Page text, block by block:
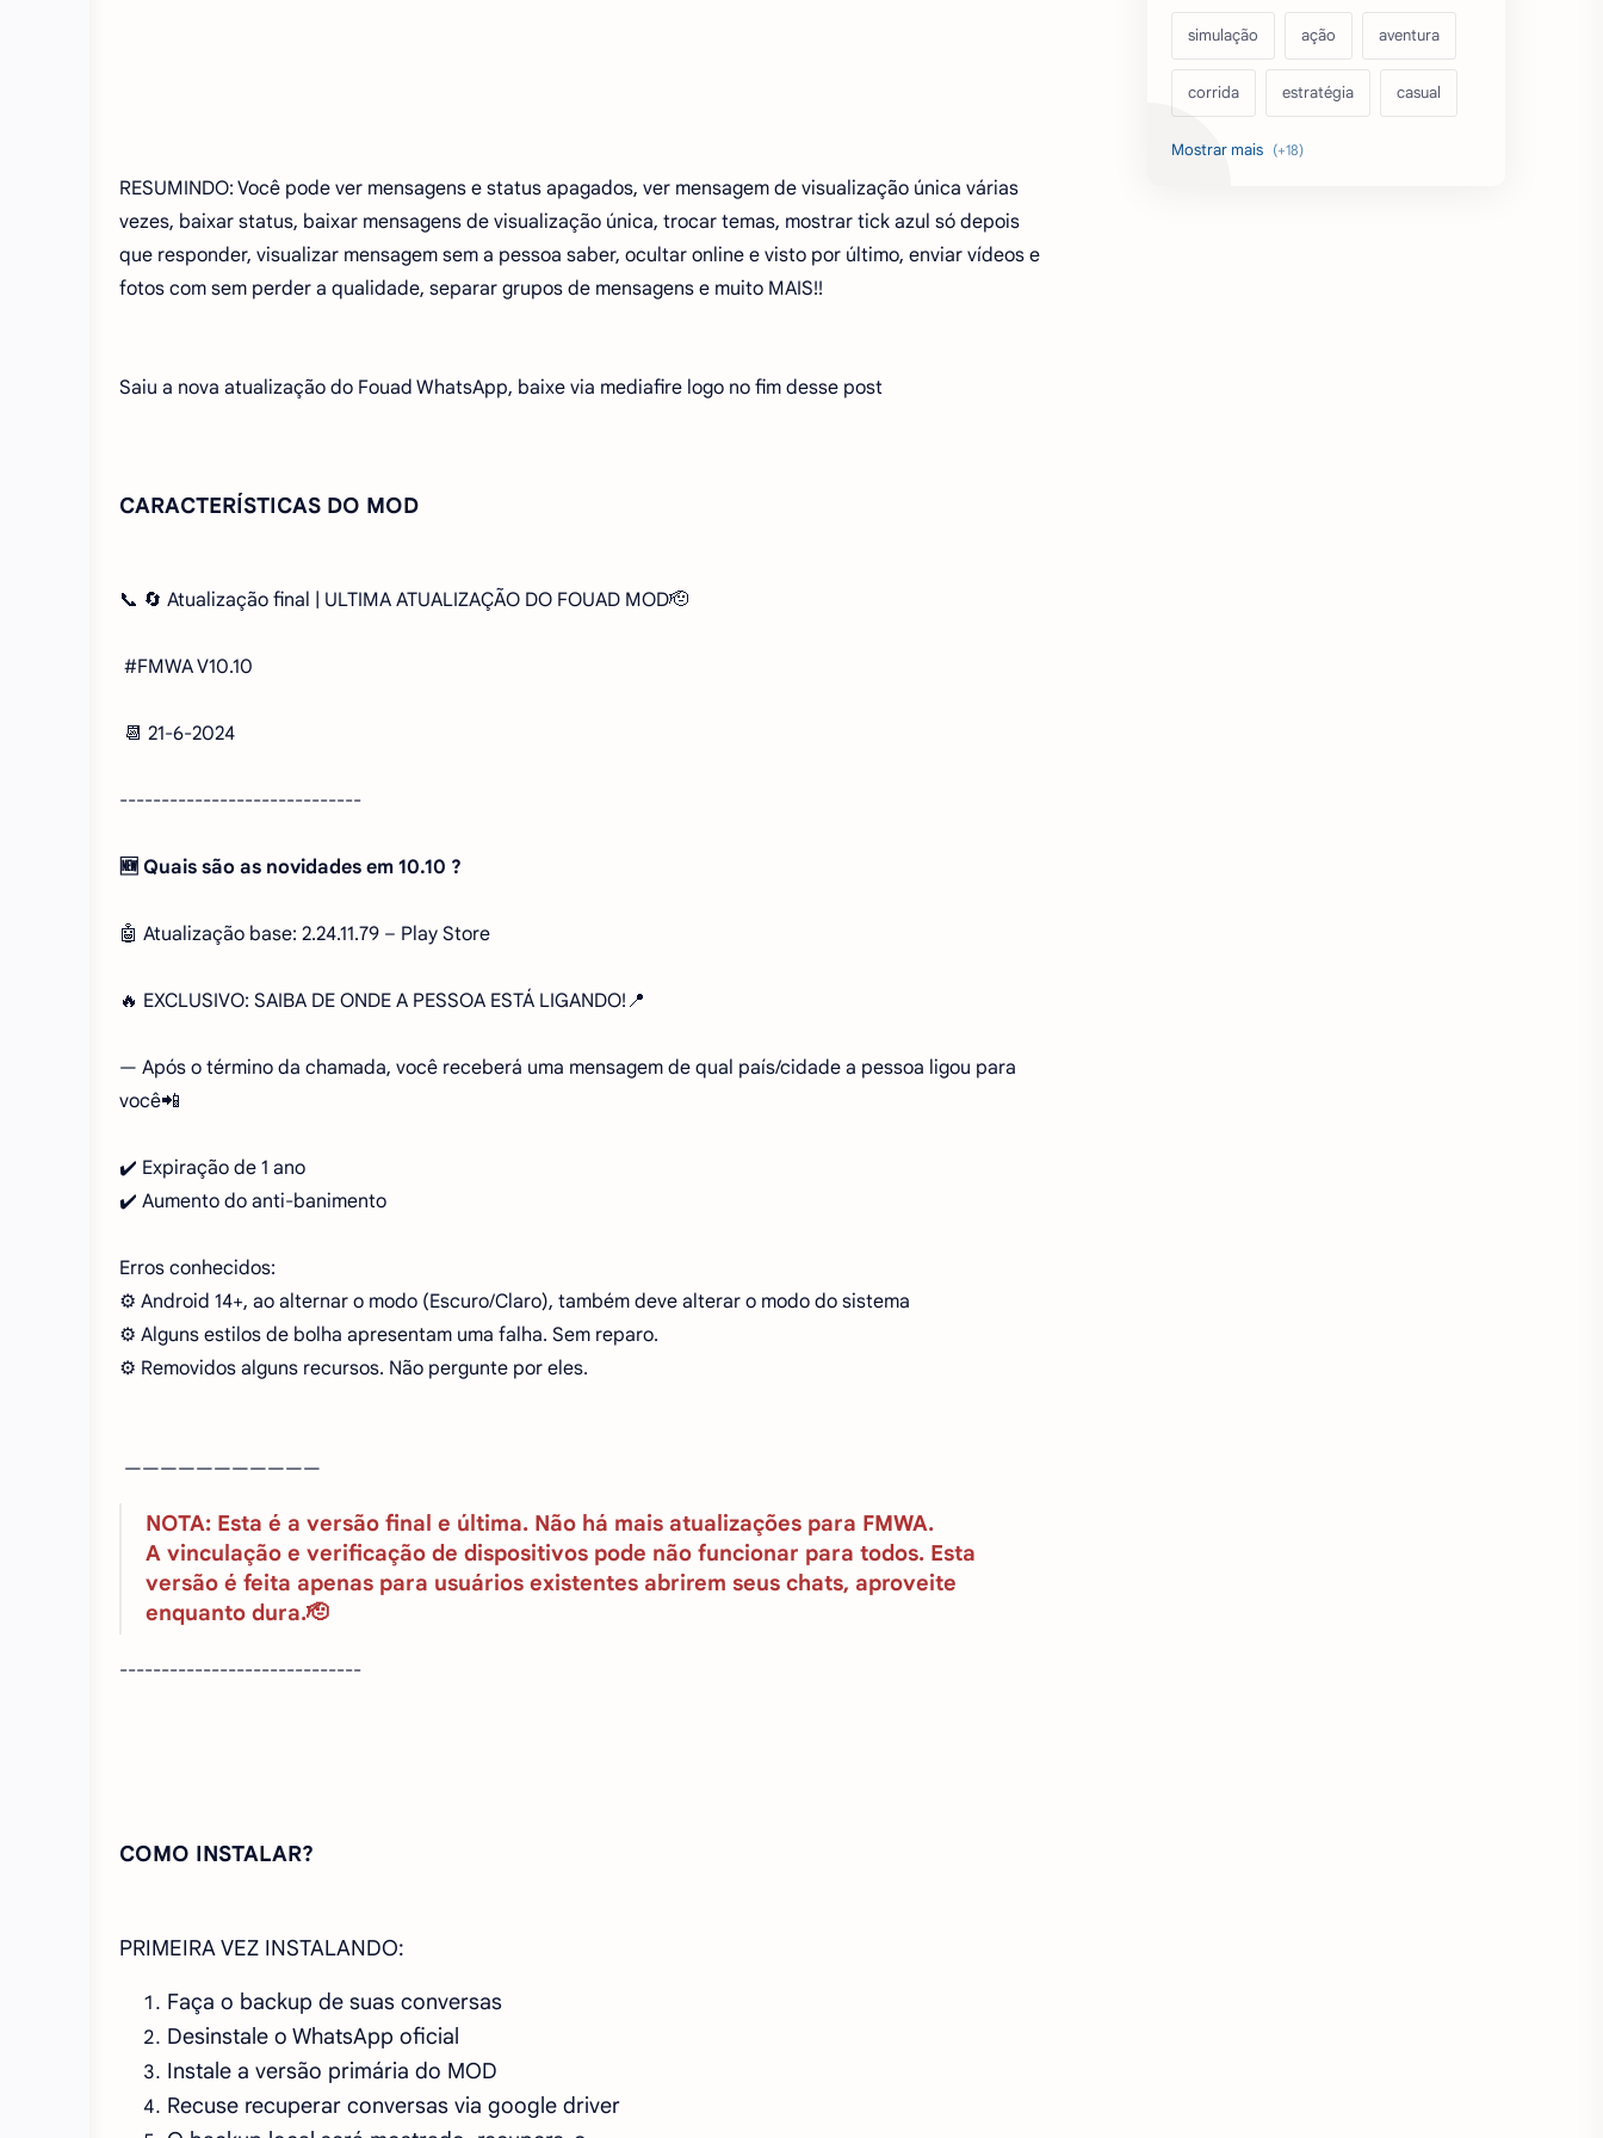
RESUMINDO: Você pode ver mensagens e status apagados, ver mensagem de visualização única várias
vezes, baixar status, baixar mensagens de visualização única, trocar temas, mostrar tick azul só depois
que responder, visualizar mensagem sem a pessoa saber, ocultar online e visto por último, enviar vídeos e
fotos com sem perder a qualidade, separar grupos de mensagens e muito MAIS!!
Saiu a nova atualização do Fouad WhatsApp, baixe via mediafire logo no fim desse post
CARACTERÍSTICAS DO MOD
📞 🔄 Atualização final | ULTIMA ATUALIZAÇÃO DO FOUAD MOD🫡
#FMWA V10.10
📆 21-6-2024
-----------------------------
🆕 Quais são as novidades em 10.10 ?
🤖 Atualização base: 2.24.11.79 – Play Store
🔥 EXCLUSIVO: SAIBA DE ONDE A PESSOA ESTÁ LIGANDO!📍
— Após o término da chamada, você receberá uma mensagem de qual país/cidade a pessoa ligou para
você📲
✔️ Expiração de 1 ano
✔️ Aumento do anti-banimento
Erros conhecidos:
⚙️ Android 14+, ao alternar o modo (Escuro/Claro), também deve alterar o modo do sistema
⚙️ Alguns estilos de bolha apresentam uma falha. Sem reparo.
⚙️ Removidos alguns recursos. Não pergunte por eles.
———————————
NOTA: Esta é a versão final e última. Não há mais atualizações para FMWA.
A vinculação e verificação de dispositivos pode não funcionar para todos. Esta
versão é feita apenas para usuários existentes abrirem seus chats, aproveite
enquanto dura.🫡
-----------------------------
COMO INSTALAR?
PRIMEIRA VEZ INSTALANDO:
Faça o backup de suas conversas
Desinstale o WhatsApp oficial
Instale a versão primária do MOD
Recuse recuperar conversas via google driver
simulação ação aventura
corrida estratégia casual
acarde esportes